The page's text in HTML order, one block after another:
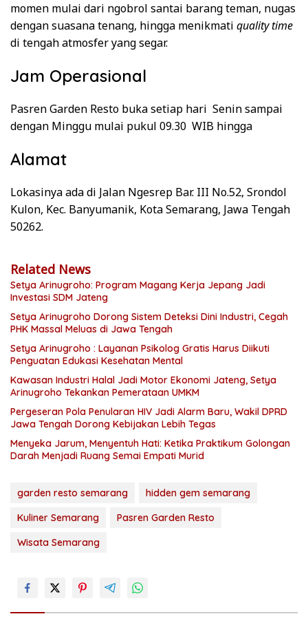
momen mulai dari ngobrol santai barang teman, nugas
dengan suasana tenang, hingga menikmati quality time
di tengah atmosfer yang segar.
Jam Operasional
Pasren Garden Resto buka setiap hari Senin sampai
dengan Minggu mulai pukul 09.30 WIB hingga
Alamat
Lokasinya ada di Jalan Ngesrep Bar. III No.52, Srondol
Kulon, Kec. Banyumanik, Kota Semarang, Jawa Tengah
50262.
Related News
Setya Arinugroho: Program Magang Kerja Jepang Jadi
Investasi SDM Jateng
Setya Arinugroho Dorong Sistem Deteksi Dini Industri, Cegah
PHK Massal Meluas di Jawa Tengah
Setya Arinugroho : Layanan Psikolog Gratis Harus Diikuti
Penguatan Edukasi Kesehatan Mental
Kawasan Industri Halal Jadi Motor Ekonomi Jateng, Setya
Arinugroho Tekankan Pemerataan UMKM
Pergeseran Pola Penularan HIV Jadi Alarm Baru, Wakil DPRD
Jawa Tengah Dorong Kebijakan Lebih Tegas
Menyeka Jarum, Menyentuh Hati: Ketika Praktikum Golongan
Darah Menjadi Ruang Semai Empati Murid
garden resto semarang
hidden gem semarang
Kuliner Semarang
Pasren Garden Resto
Wisata Semarang